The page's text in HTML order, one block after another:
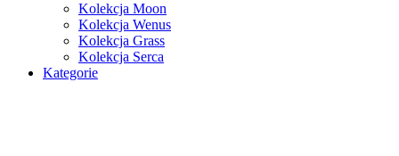
Kolekcja Moon
Kolekcja Wenus
Kolekcja Grass
Kolekcja Serca
Kategorie